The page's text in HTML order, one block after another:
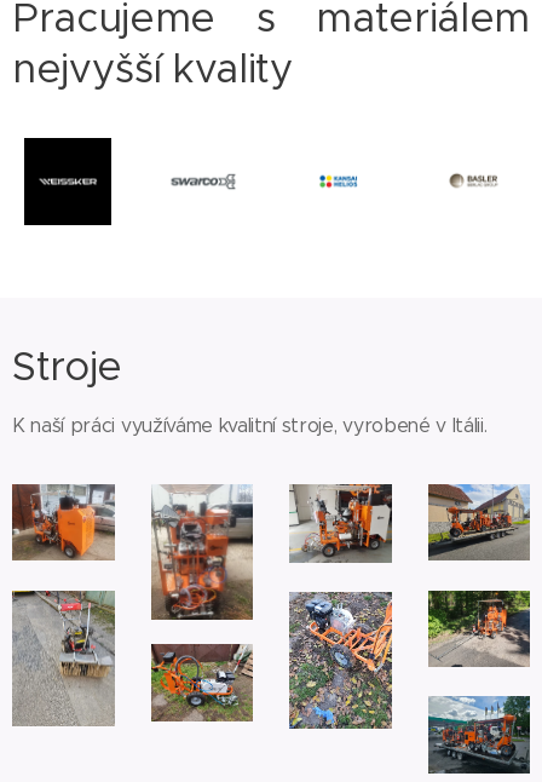
Pracujeme s materiálem
nejvyšší kvality
Stroje
K naší práci využíváme kvalitní stroje, vyrobené v Itálii.